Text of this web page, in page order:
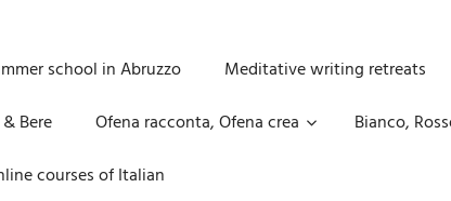
school in Abruzzo Meditative writing retreats
Bere Ofena racconta, Ofena crea
Bianco,
courses of Italian